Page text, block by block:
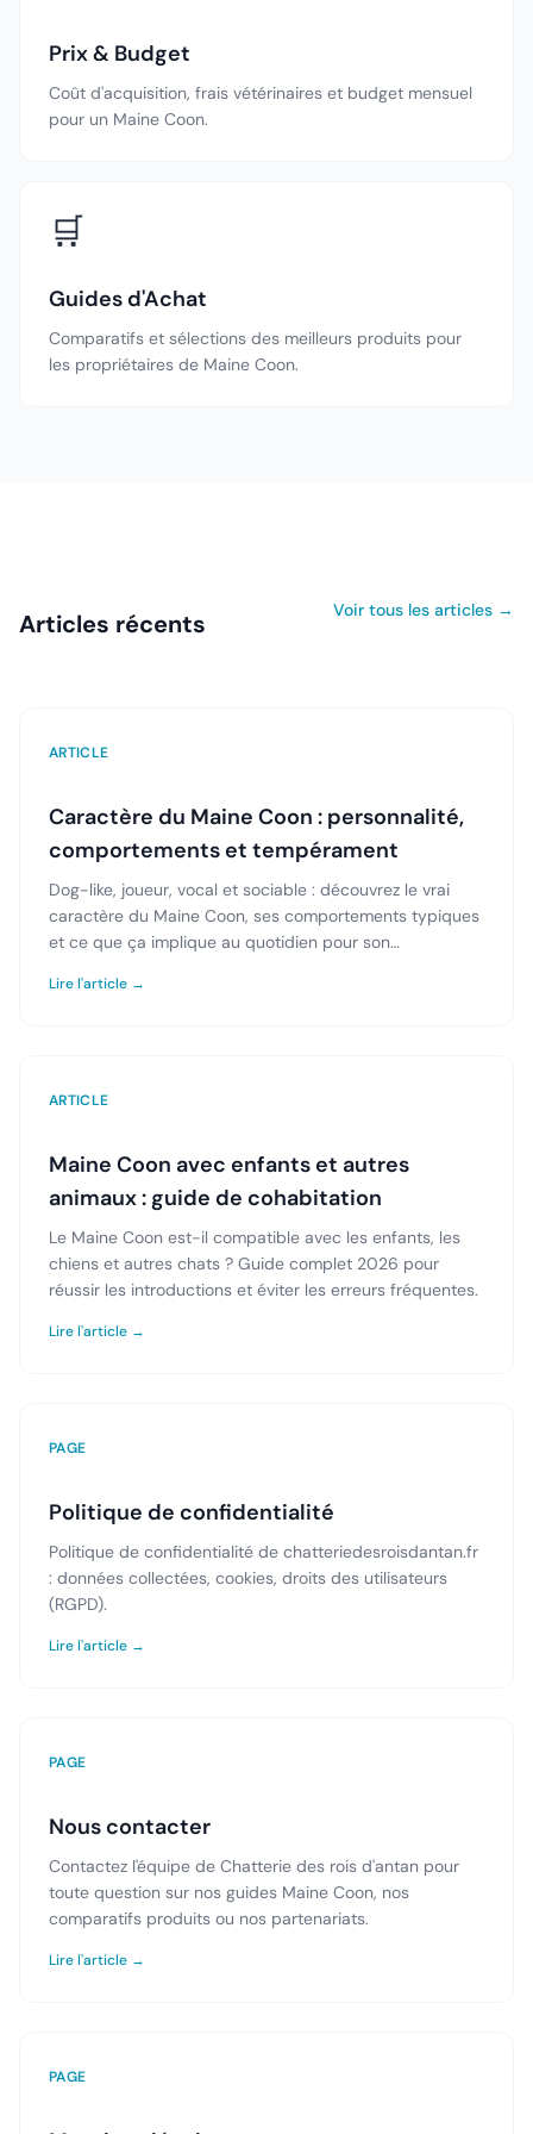
Prix & Budget
Coût d'acquisition, frais vétérinaires et budget mensuel
pour un Maine Coon.
🛒
Guides d'Achat
Comparatifs et sélections des meilleurs produits pour
les propriétaires de Maine Coon.
Articles récents Voir tous les articles →
ARTICLE
Caractère du Maine Coon : personnalité,
comportements et tempérament
Dog-like, joueur, vocal et sociable : découvrez le vrai
caractère du Maine Coon, ses comportements typiques
et ce que ça implique au quotidien pour son
Lire l'article →
ARTICLE
Maine Coon avec enfants et autres
animaux : guide de cohabitation
Le Maine Coon est-il compatible avec les enfants, les
chiens et autres chats ? Guide complet 2026 pour
réussir les introductions et éviter les erreurs fréquentes.
Lire l'article →
PAGE
Politique de confidentialité
Politique de confidentialité de chatteriedesroisdantan.fr
: données collectées, cookies, droits des utilisateurs
(RGPD).
Lire l'article →
PAGE
Nous contacter
Contactez l'équipe de Chatterie des rois d'antan pour
toute question sur nos guides Maine Coon, nos
comparatifs produits ou nos partenariats.
Lire l'article →
PAGE